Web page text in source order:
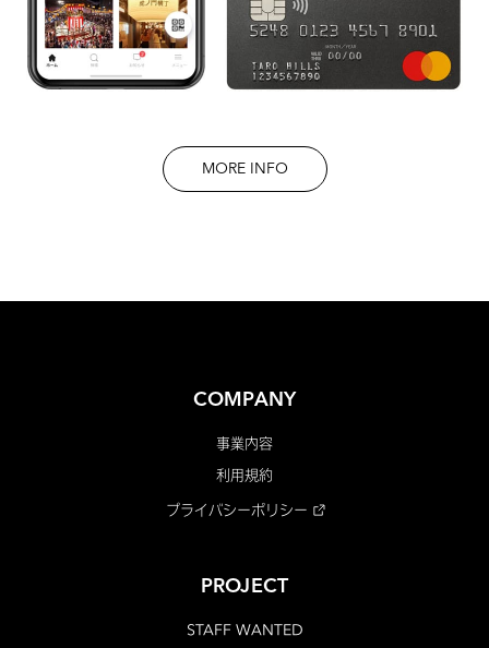
MORE INFO
COMPANY
事業内容
利用規約
プライバシーポリシー
PROJECT
STAFF WANTED